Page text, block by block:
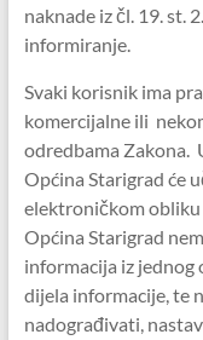
naknade iz čl. 19. st.
informiranje.
Svaki korisnik ima
komercijalne ili
odredbama Zakona.
Općina Starigrad će
elektroničkom obliku
Općina Starigrad
informacija iz
dijela informacije, te
nadograđivati,